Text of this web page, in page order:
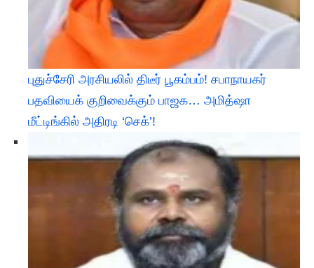
புதுச்சேரி அரசியலில் திடீர் பூகம்பம்! சபாநாயகர்
பதவியைக் குறிவைக்கும் பாஜக… அமித்ஷா
மீட்டிங்கில் அதிரடி ‘செக்’!